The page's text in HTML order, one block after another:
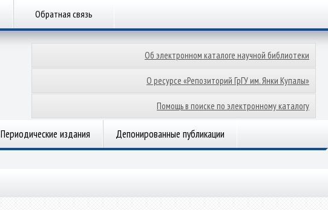
Обратная связь
Об электронном каталоге научной библиотеки
О ресурсе «Репозиторий ГрГУ им. Янки Купалы»
Помощь в поиске по электронному каталогу
Периодические издания Депонированные публикации